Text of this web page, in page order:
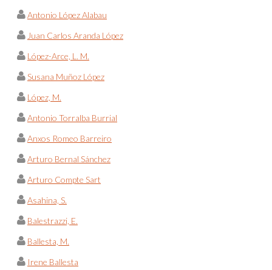
Antonio López Alabau
Juan Carlos Aranda López
López-Arce, L. M.
Susana Muñoz López
López, M.
Antonio Torralba Burrial
Anxos Romeo Barreiro
Arturo Bernal Sánchez
Arturo Compte Sart
Asahina, S.
Balestrazzi, E.
Ballesta, M.
Irene Ballesta